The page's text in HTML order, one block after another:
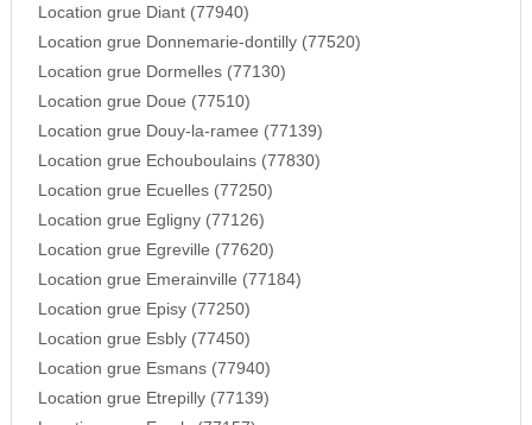
Location grue Diant (77940)
Location grue Donnemarie-dontilly (77520)
Location grue Dormelles (77130)
Location grue Doue (77510)
Location grue Douy-la-ramee (77139)
Location grue Echouboulains (77830)
Location grue Ecuelles (77250)
Location grue Egligny (77126)
Location grue Egreville (77620)
Location grue Emerainville (77184)
Location grue Episy (77250)
Location grue Esbly (77450)
Location grue Esmans (77940)
Location grue Etrepilly (77139)